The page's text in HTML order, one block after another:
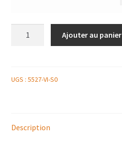
8
JAMBON
Ajouter au panier
UGS : 5527-VI-S0
Description